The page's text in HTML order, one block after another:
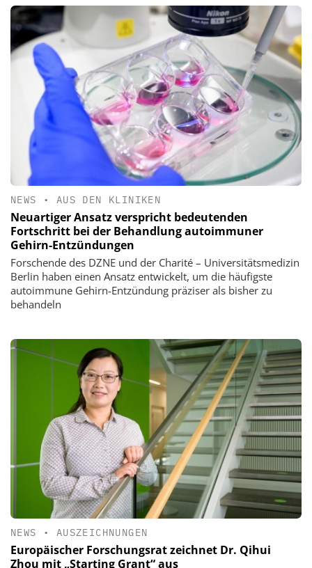
NEWS • AUS DEN KLINIKEN
Neuartiger Ansatz verspricht bedeutenden
Fortschritt bei der Behandlung autoimmuner
Gehirn-Entzündungen
Forschende des DZNE und der Charité – Universitätsmedizin
Berlin haben einen Ansatz entwickelt, um die häufigste
autoimmune Gehirn-Entzündung präziser als bisher zu
behandeln
NEWS • AUSZEICHNUNGEN
Europäischer Forschungsrat zeichnet Dr. Qihui
Zhou mit „Starting Grant“ aus